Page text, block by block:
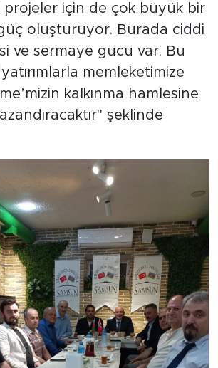
projeler için de çok büyük bir
güç oluşturuyor. Burada ciddi
ve sermaye gücü var. Bu
memleketimize
kalkınma hamlesine
şeklinde